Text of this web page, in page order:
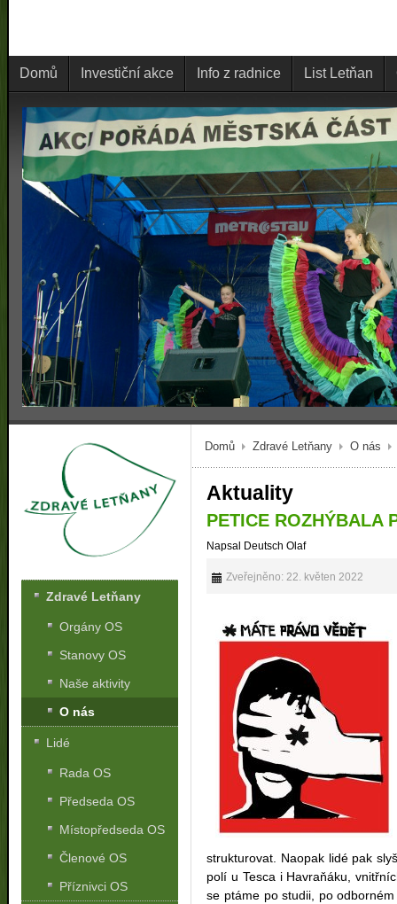
Domů Investiční akce Info z radnice List Letňan
Domů Zdravé Letňany O nás
Aktuality
PETICE ROZHÝBALA
Napsal Deutsch Olaf
Zveřejněno: 22. květen 2022
strukturovat. Naopak lidé pak
polí u Tesca i Havraňáku,
se ptáme po studii, po
Zdravé Letňany
Orgány OS
Stanovy OS
Naše aktivity
O nás
Lidé
Rada OS
Předseda OS
Místopředseda OS
Členové OS
Příznivci OS